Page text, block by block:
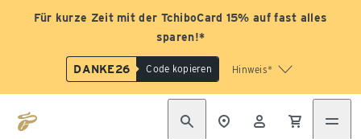
Für kurze Zeit mit der TchiboCard 15% auf fast alles
sparen!*
DANKE26 Code kopieren Hinweis*